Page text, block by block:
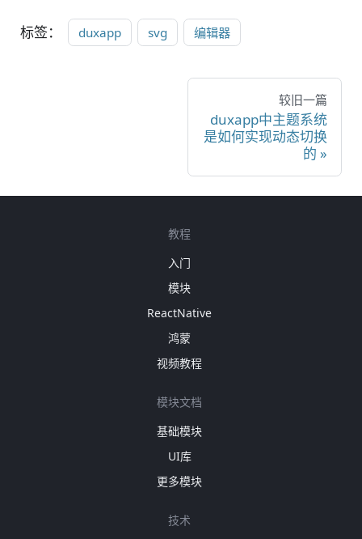
标签： duxapp svg 编辑器
较旧一篇
duxapp中主题系统
是如何实现动态切换
的
教程
入门
模块
ReactNative
鸿蒙
视频教程
模块文档
基础模块
UI库
更多模块
技术